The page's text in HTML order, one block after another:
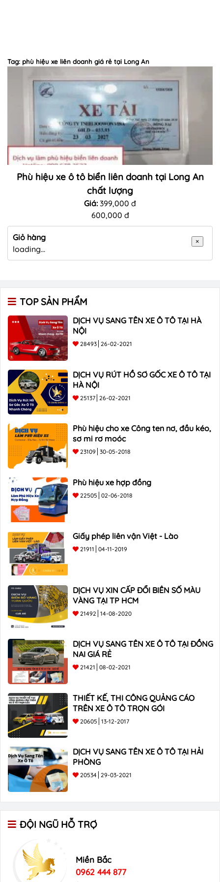
Tag: phù hiệu xe liên doanh giá rẻ tại Long An
Phù hiệu xe ô tô biển liên doanh tại Long An
chất lượng
Giá:399,000 đ
600,000 đ
×
Giỏ hàng
loading...
TOP SẢN PHẨM
DỊCH VỤ SANG TÊN XE Ô TÔ TẠI HÀ
NỘI
28493 26-02-2021
DỊCH VỤ RÚT HỒ SƠ GỐC XE Ô TÔ TẠI
HÀ NỘI
25137 26-02-2021
Phù hiệu cho xe Công ten nơ, đầu kéo,
sơ mi rơ moóc
23109 30-05-2018
Phù hiệu xe hợp đồng
22505 02-06-2018
Giấy phép liên vận Việt - Lào
21911 04-11-2019
DỊCH VỤ XIN CẤP ĐỔI BIỂN SỐ MÀU
VÀNG TẠI TP HCM
21492 14-08-2020
DỊCH VỤ SANG TÊN XE Ô TÔ TẠI ĐỒNG
NAI GIÁ RẺ
21421 08-02-2021
THIẾT KẾ, THI CÔNG QUẢNG CÁO
TRÊN XE Ô TÔ TRỌN GÓI
20605 13-12-2017
DỊCH VỤ SANG TÊN XE Ô TÔ TẠI HẢI
PHÒNG
20534 29-03-2021
ĐỘI NGŨ HỖ TRỢ
Miền Bắc
0962 444 877